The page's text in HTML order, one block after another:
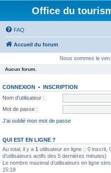
Office du
FAQ
Accueil du forum
Nous sommes le
Aucun forum.
CONNEXION • INSCRIPTION
Nom d’utilisateur :
Mot de passe :
J’ai oublié mon mot de passe
QUI EST EN LIGNE ?
Au total, il y a 1 utilisateur en ligne :: 0 inscrit,
d’utilisateurs actifs des 5 dernières minutes)
Le nombre maximal d’utilisateurs en ligne
15:18